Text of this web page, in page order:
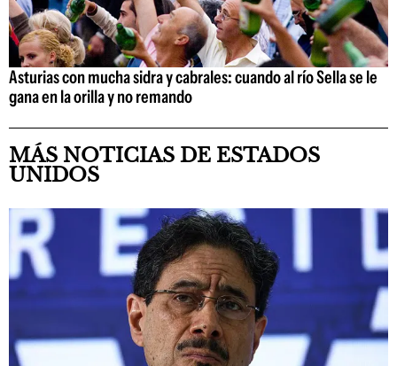
Asturias con mucha sidra y cabrales: cuando al río Sella se le
gana en la orilla y no remando
MÁS NOTICIAS DE ESTADOS
UNIDOS